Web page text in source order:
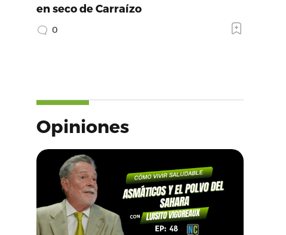
en seco de Carraízo
0
Opiniones